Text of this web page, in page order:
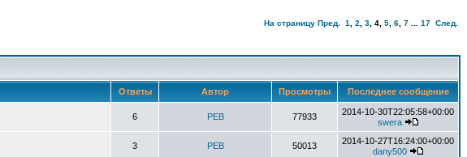
На страницу Пред. 1 2 3 4 5 6 7 17 След.
Ответы Автор Просмотры Последнее сообщение
6 РЕВ 77933
2014-10-30T22:05:58+00:00
swera
3 РЕВ 50013
2014-10-27T16:24:00+00:00
dany500